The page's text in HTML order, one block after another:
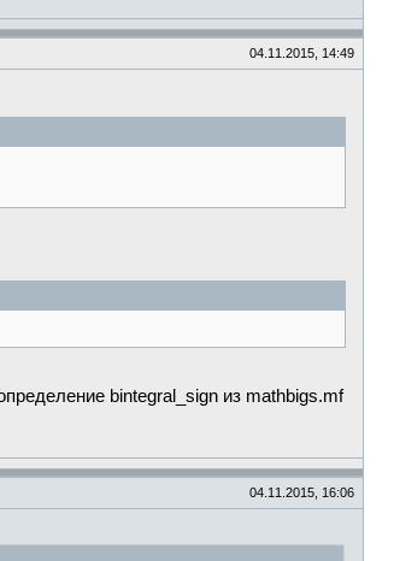
04.11.2015, 14:49
bintegral_sign из mathbigs.mf
04.11.2015, 16:06